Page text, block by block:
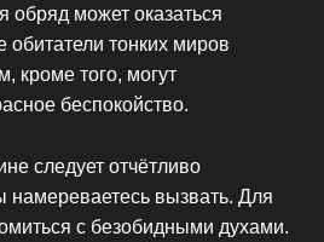
обряд может оказаться
тонких миров
кроме того, могут
беспокойство.
следует отчётливо
намереваетесь вызвать. Для
с безобидными духами.